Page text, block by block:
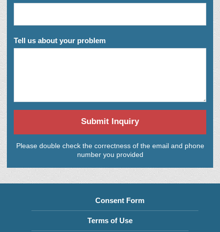
Tell us about your problem
Submit Inquiry
Please double check the correctness of the email and phone
number you provided
Consent Form
Terms of Use